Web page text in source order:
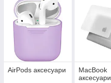
AirPods аксесуари
MacBook
аксесуари